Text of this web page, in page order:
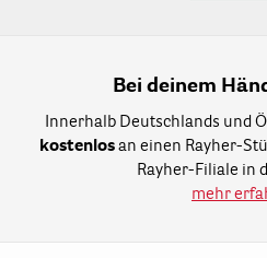
Bei deinem
Innerhalb Deutschlands und
kostenlos an einen Rayher-
Rayher-Filiale in
mehr